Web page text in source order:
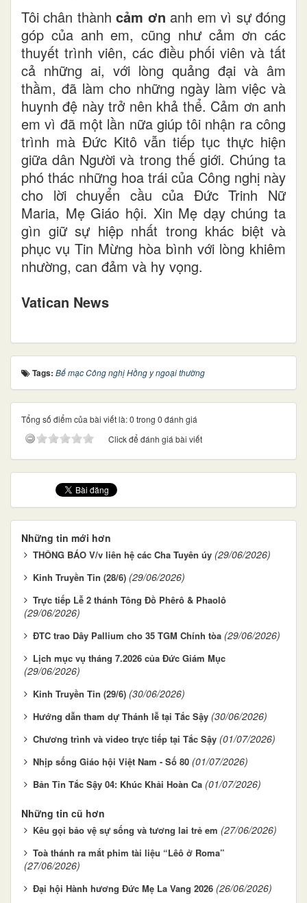
Tôi chân thànhcảm ơn anh em vì sự đóng
góp của anh em, cũng như cảm ơn các
thuyết trình viên, các điều phối viên và tất
cả những ai, với lòng quảng đại và âm
thầm, đã làm cho những ngày làm việc và
huynh đệ này trở nên khả thể. Cảm ơn anh
em vì đã một lần nữa giúp tôi nhận ra công
trình mà Đức Kitô vẫn tiếp tục thực hiện
giữa dân Người và trong thế giới. Chúng ta
phó thác những hoa trái của Công nghị này
cho lời chuyển cầu của Đức Trinh Nữ
Maria, Mẹ Giáo hội. Xin Mẹ dạy chúng ta
gìn giữ sự hiệp nhất trong khác biệt và
phục vụ Tin Mừng hòa bình với lòng khiêm
nhường, can đảm và hy vọng.
Vatican News
Tags: Bế mạc Công nghị Hồng y ngoại thường
Tổng số điểm của bài viết là: 0 trong 0 đánh giá
Click để đánh giá bài viết
Những tin mới hơn
THÔNG BÁO V/v liên hệ các Cha Tuyên úy (29/06/2026)
Kinh Truyền Tin (28/6) (29/06/2026)
Trực tiếp Lễ 2 thánh Tông Đồ Phêrô & Phaolô
(29/06/2026)
ĐTC trao Dây Pallium cho 35 TGM Chính tòa (29/06/2026)
Lịch mục vụ tháng 7.2026 của Đức Giám Mục
(29/06/2026)
Kinh Truyền Tin (29/6) (30/06/2026)
Hướng dẫn tham dự Thánh lễ tại Tắc Sậy (30/06/2026)
Chương trình và video trực tiếp tại Tắc Sậy (01/07/2026)
Nhịp sống Giáo hội Việt Nam - Số 80 (01/07/2026)
Bản Tin Tắc Sậy 04: Khúc Khải Hoàn Ca (01/07/2026)
Những tin cũ hơn
Kêu gọi bảo vệ sự sống và tương lai trẻ em (27/06/2026)
Toà thánh ra mắt phim tài liệu “Lêô ở Roma”
(27/06/2026)
Đại hội Hành hương Đức Mẹ La Vang 2026 (26/06/2026)